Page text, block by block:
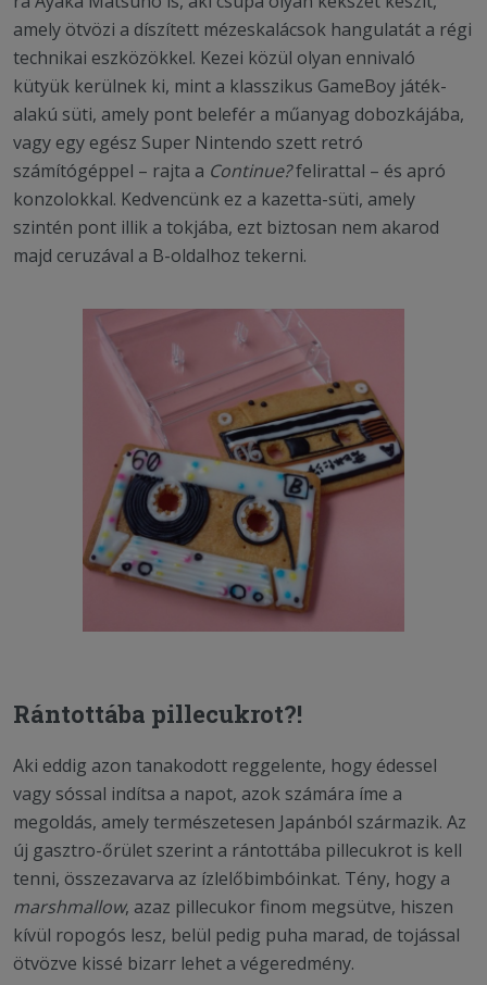
amely ötvözi a díszített mézeskalácsok hangulatát a régi
technikai eszközökkel. Kezei közül olyan ennivaló
kütyük kerülnek ki, mint a klasszikus GameBoy játék-
alakú süti, amely pont belefér a műanyag dobozkájába,
vagy egy egész Super Nintendo szett retró
számítógéppel – rajta a Continue?felirattal – és apró
konzolokkal. Kedvencünk ez a kazetta-süti, amely
szintén pont illik a tokjába, ezt biztosan nem akarod
majd ceruzával a B-oldalhoz tekerni.
Rántottába pillecukrot?!
Aki eddig azon tanakodott reggelente, hogy édessel
vagy sóssal indítsa a napot, azok számára íme a
megoldás, amely természetesen Japánból származik. Az
új gasztro-őrület szerint a rántottába pillecukrot is kell
tenni, összezavarva az ízlelőbimbóinkat. Tény, hogy a
marshmallow, azaz pillecukor finom megsütve, hiszen
kívül ropogós lesz, belül pedig puha marad, de tojással
ötvözve kissé bizarr lehet a végeredmény.